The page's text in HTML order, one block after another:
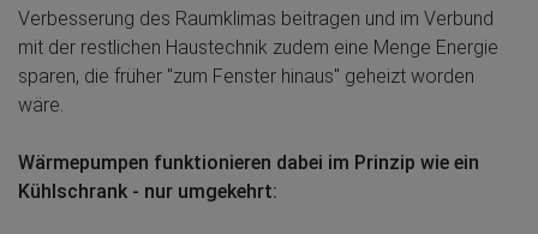
Verbesserung des Raumklimas beitragen und im Verbund
mit der restlichen Haustechnik zudem eine Menge Energie
sparen, die früher "zum Fenster hinaus" geheizt worden
wäre.
Wärmepumpen funktionieren dabei im Prinzip wie ein
Kühlschrank - nur umgekehrt: